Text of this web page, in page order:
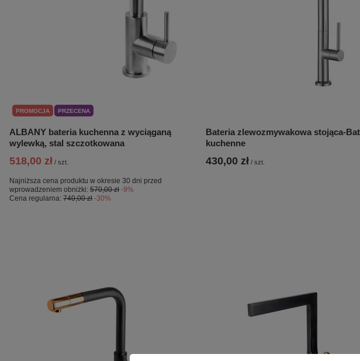
PROMOCJA PRZECENA
ALBANY bateria kuchenna z wyciąganą
wylewką, stal szczotkowana
518,00 zł / szt.
Najniższa cena produktu w okresie 30 dni przed
wprowadzeniem obniżki: 570,00 zł -9%
Cena regularna: 740,00 zł -30%
Bateria zlewozmywakowa stojąca-
kuchenne
430,00 zł / szt.